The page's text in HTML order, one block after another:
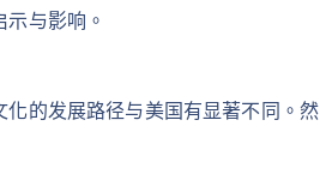
与影响。
的发展路径与美国有显著不同。然